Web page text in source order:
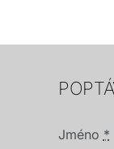
Jméno *